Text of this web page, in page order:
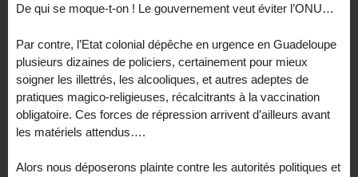
De qui se moque-t-on ! Le gouvernement veut éviter l’ONU…
Par contre, l’Etat colonial dépêche en urgence en Guadeloupe
plusieurs dizaines de policiers, certainement pour mieux
soigner les illettrés, les alcooliques, et autres adeptes de
pratiques magico-religieuses, récalcitrants à la vaccination
obligatoire. Ces forces de répression arrivent d’ailleurs avant
les matériels attendus….
Alors nous déposerons plainte contre les autorités politiques et